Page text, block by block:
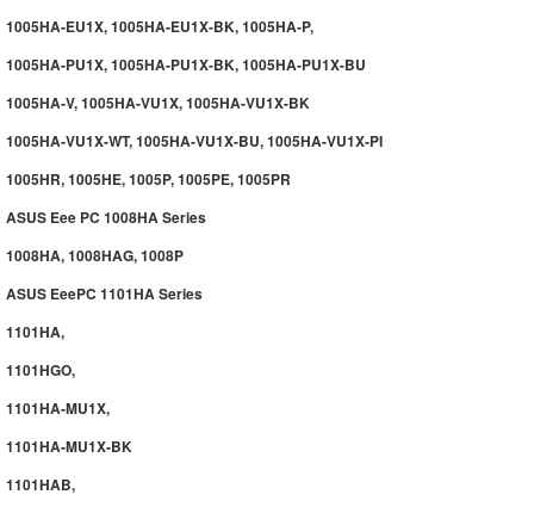
1005HA-EU1X, 1005HA-EU1X-BK, 1005HA-P,
1005HA-PU1X, 1005HA-PU1X-BK, 1005HA-PU1X-BU
1005HA-V, 1005HA-VU1X, 1005HA-VU1X-BK
1005HA-VU1X-WT, 1005HA-VU1X-BU, 1005HA-VU1X-PI
1005HR, 1005HE, 1005P, 1005PE, 1005PR
ASUS Eee PC 1008HA Series
1008HA, 1008HAG, 1008P
ASUS EeePC 1101HA Series
1101HA,
1101HGO,
1101HA-MU1X,
1101HA-MU1X-BK
1101HAB,